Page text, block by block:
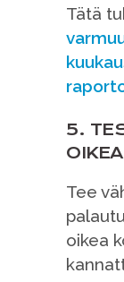
Tätä
5.
Tee
oikea